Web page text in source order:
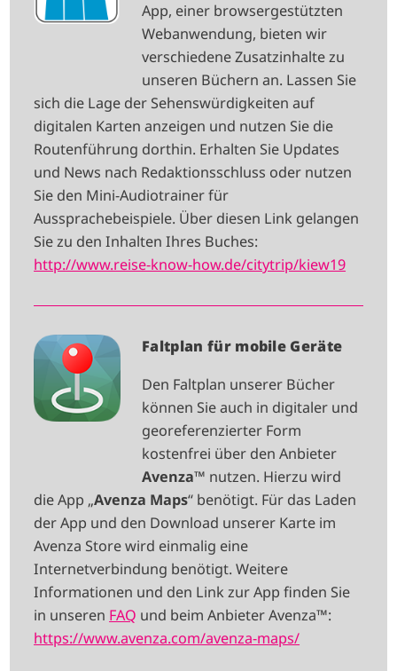
G
App, einer browsergestützten
Webanwendung, bieten wir
verschiedene Zusatzinhalte zu
unseren Büchern an. Lassen Sie
sich die Lage der Sehenswürdigkeiten auf
digitalen Karten anzeigen und nutzen Sie die
Routenführung dorthin. Erhalten Sie Updates
und News nach Redaktionsschluss oder nutzen
Sie den Mini-Audiotrainer für
Aussprachebeispiele. Über diesen Link gelangen
Sie zu den Inhalten Ihres Buches:
http://www.reise-know-how.de/citytrip/kiew19
I
G
Faltplan für mobile Geräte
Den Faltplan unserer Bücher
können Sie auch in digitaler und
georeferenzierter Form
kostenfrei über den Anbieter
Avenza™ nutzen. Hierzu wird
die App „Avenza Maps“ benötigt. Für das Laden
der App und den Download unserer Karte im
Avenza Store wird einmalig eine
Internetverbindung benötigt. Weitere
Informationen und den Link zur App finden Sie
in unseren FAQ und beim Anbieter Avenza™:
https://www.avenza.com/avenza-maps/